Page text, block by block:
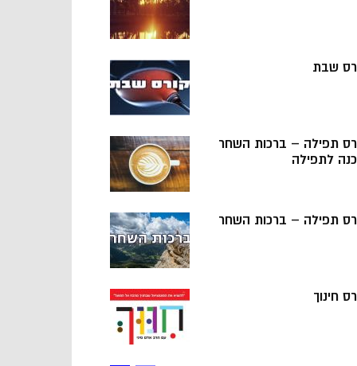
שבת
תפילה – ברכות השחר
לתפילה
תפילה – ברכות השחר
חינוך